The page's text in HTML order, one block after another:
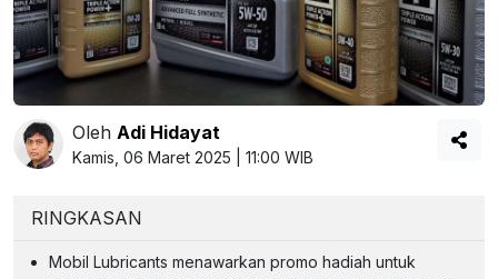
Oleh Adi Hidayat
Kamis, 06 Maret 2025 | 11:00 WIB
RINGKASAN
Mobil Lubricants menawarkan promo hadiah untuk